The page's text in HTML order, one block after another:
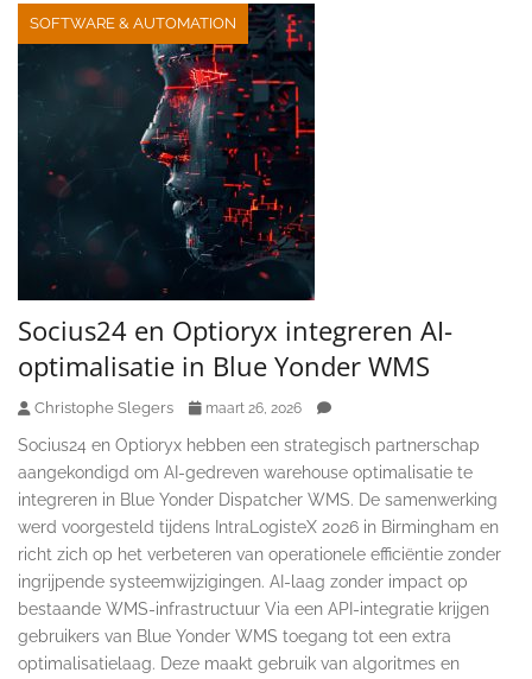
SOFTWARE & AUTOMATION
Socius24 en Optioryx integreren AI-
optimalisatie in Blue Yonder WMS
Christophe Slegers maart 26, 2026
Socius24 en Optioryx hebben een strategisch partnerschap
aangekondigd om AI-gedreven warehouse optimalisatie te
integreren in Blue Yonder Dispatcher WMS. De samenwerking
werd voorgesteld tijdens IntraLogisteX 2026 in Birmingham en
richt zich op het verbeteren van operationele efficiëntie zonder
ingrijpende systeemwijzigingen. AI-laag zonder impact op
bestaande WMS-infrastructuur Via een API-integratie krijgen
gebruikers van Blue Yonder WMS toegang tot een extra
optimalisatielaag. Deze maakt gebruik van algoritmes en